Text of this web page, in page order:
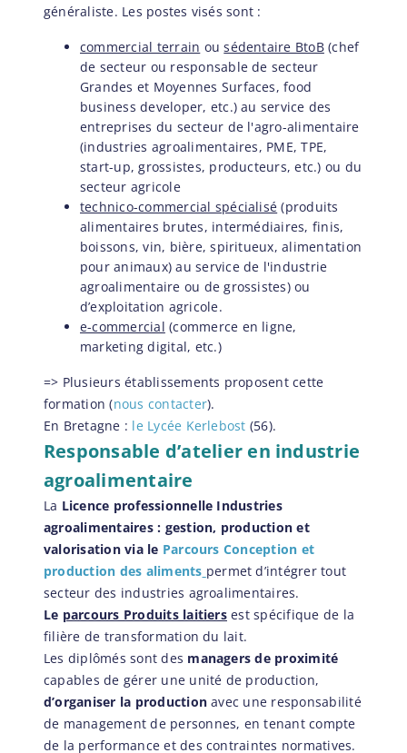
généraliste. Les postes visés sont :
commercial terrain ousédentaire BtoB(chef
de secteur ou responsable de secteur
Grandes et Moyennes Surfaces, food
business developer, etc.) au service des
entreprises du secteur de l'agro-alimentaire
(industries agroalimentaires, PME, TPE,
start-up, grossistes, producteurs, etc.) ou du
secteur agricole
technico-commercial spécialisé (produits
alimentaires brutes, intermédiaires, finis,
boissons, vin, bière, spiritueux, alimentation
pour animaux) au service de l'industrie
agroalimentaire ou de grossistes) ou
d’exploitation agricole.
e-commercial (commerce en ligne,
marketing digital, etc.)
=> Plusieurs établissements proposent cette
formation (nous contacter).
En Bretagne : le Lycée Kerlebost (56).
Responsable d’atelier en industrie
agroalimentaire
La Licence professionnelle Industries
agroalimentaires : gestion, production et
valorisation via le Parcours Conception et
production des aliments permet d’intégrer tout
secteur des industries agroalimentaires.
Le parcours Produits laitiersest spécifique de la
filière de transformation du lait.
Les diplômés sont des managers de proximité
capables de gérer une unité de production,
d’organiser la production avec une responsabilité
de management de personnes, en tenant compte
de la performance et des contraintes normatives.